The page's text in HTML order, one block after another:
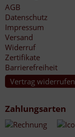
AGB
Datenschutz
Impressum
Versand
Widerruf
Zertifikate
Barrierefreiheit
Vertrag widerrufen
Zahlungsarten